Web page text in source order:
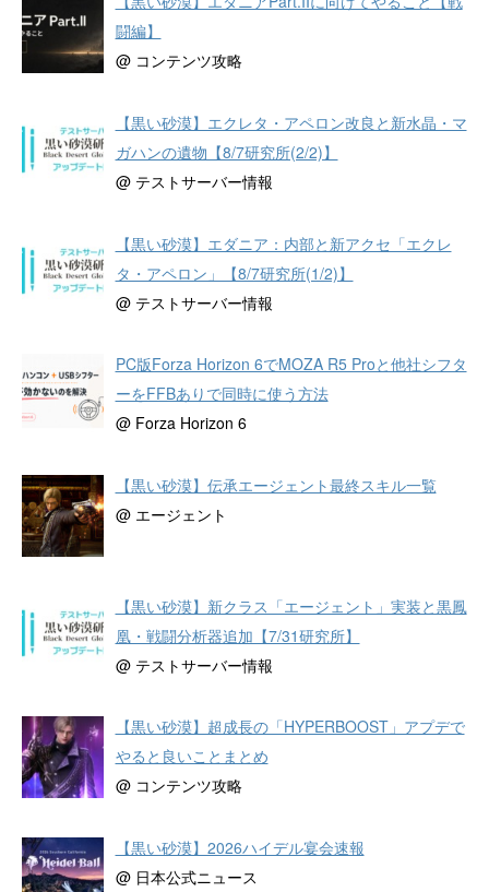
闘編】
@ コンテンツ攻略
【黒い砂漠】エクレタ・アペロン改良と新水晶・マ
ガハンの遺物【8/7研究所(2/2)】
@ テストサーバー情報
【黒い砂漠】エダニア：内部と新アクセ「エクレ
タ・アペロン」【8/7研究所(1/2)】
@ テストサーバー情報
PC版Forza Horizon 6でMOZA R5 Proと他社シフタ
ーをFFBありで同時に使う方法
@ Forza Horizon 6
【黒い砂漠】伝承エージェント最終スキル一覧
@ エージェント
【黒い砂漠】新クラス「エージェント」実装と黒鳳
凰・戦闘分析器追加【7/31研究所】
@ テストサーバー情報
【黒い砂漠】超成長の「HYPERBOOST」アプデで
やると良いことまとめ
@ コンテンツ攻略
【黒い砂漠】2026ハイデル宴会速報
@ 日本公式ニュース